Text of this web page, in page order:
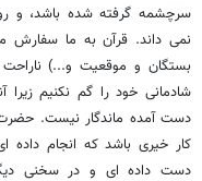
سرچشمه گرفته شده باشد، و
نمی داند. قرآن به ما سفارش
بستگان و موقعیت و...)
شادمانی خود را گم نکنیم
دست آمده ماندگار نیست.
کار خیری باشد که انجام داده
دست داده ای و در سخنی